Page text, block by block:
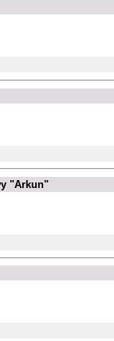
"Arkun"